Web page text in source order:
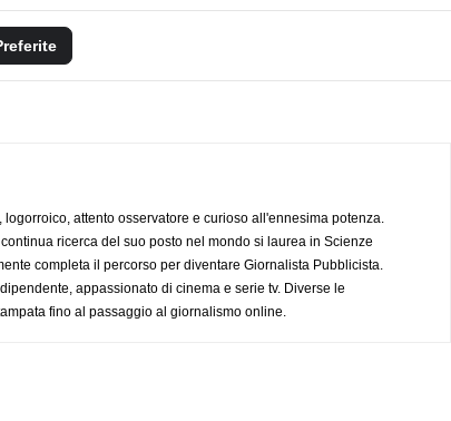
logorroico, attento osservatore e curioso all'ennesima potenza.
ricerca del suo posto nel mondo si laurea in Scienze
completa il percorso per diventare Giornalista Pubblicista.
appassionato di cinema e serie tv. Diverse le
fino al passaggio al giornalismo online.